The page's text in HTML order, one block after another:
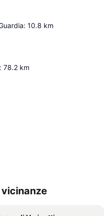
: 10.8 km
: 78.2 km